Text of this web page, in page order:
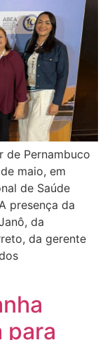
de Pernambuco
maio, em
de Saúde
presença da
da
da gerente
para